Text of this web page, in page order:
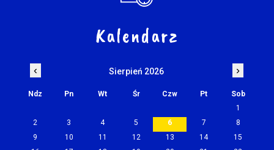
Kalendarz
‹ Sierpień 2026 ›
Ndz Pn Wt Śr Czw Pt
Sob
1
2
3 4 5 6 7
8
9
10 11 12 13 14
15